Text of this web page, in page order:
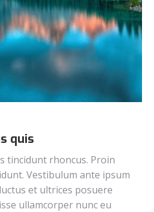
quis
tincidunt rhoncus. Proin
Vestibulum ante ipsum
et ultrices posuere
ullamcorper nunc eu